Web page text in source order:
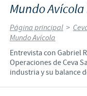
Mundo
Página principal >
Mundo Avícola
Entrevista con Gabriel
Operaciones de Ceva
industria y su balance